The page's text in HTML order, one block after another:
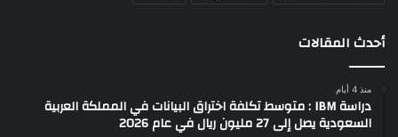
أحدث المقالات
منذ 4 أيام
دراسة IBM : متوسط تكلفة اختراق البيانات في المملكة العربية
السعودية يصل إلى 27 مليون ريال في عام 2026